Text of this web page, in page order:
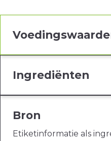
Ingrediënten
Bron
Etiketinformatie als